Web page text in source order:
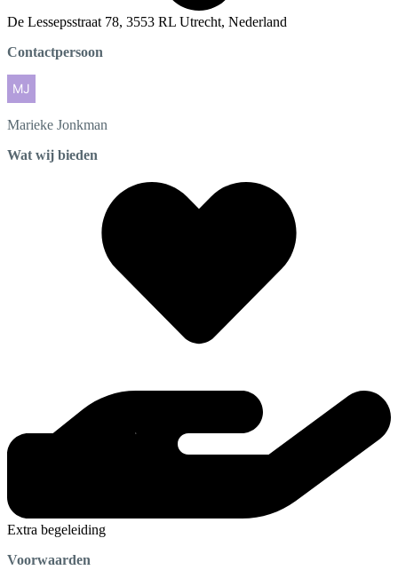
De Lessepsstraat 78, 3553 RL Utrecht, Nederland
Contactpersoon
Marieke Jonkman
Wat wij bieden
Extra begeleiding
Voorwaarden